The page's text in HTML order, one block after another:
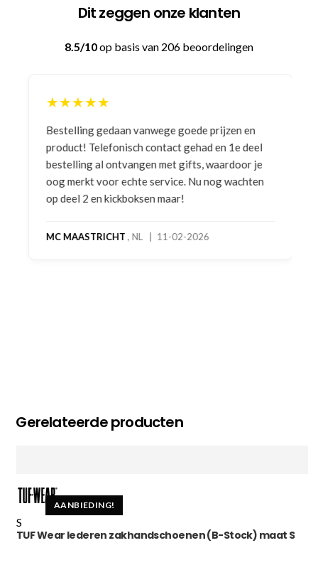
Dit zeggen onze klanten
8.5/10op basis van 206 beoordelingen
★★★★★
Bestelling gedaan vanwege goede prijzen en
product! Telefonisch contact gehad en 1e deel
bestelling al ontvangen met gifts, waardoor je
oog merkt voor echte service. Nu nog wachten
op deel 2 en kickboksen maar!
MC MAASTRICHT, NL | 11-02-2026
Gerelateerde producten
AANBIEDING!
S
TUF Wear lederen zakhandschoenen (B-Stock) maat S